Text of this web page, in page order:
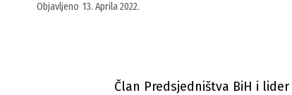
Objavljeno 13. Aprila 2022.
Član Predsjedništva BiH i